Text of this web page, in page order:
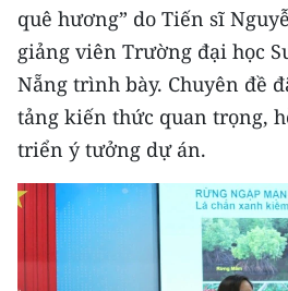
Bắc Trung Bộ
Duyên hải Nam Trung Bộ và
Nguyên
Đông Nam Bộ
Đồng bằng sông Cửu Long
Chuyên trang Hà Nội
quê hương” do Tiến sĩ
giảng viên Trường đại học
Nẵng trình bày. Chuyên đề
tảng kiến thức quan trọng,
triển ý tưởng dự án.